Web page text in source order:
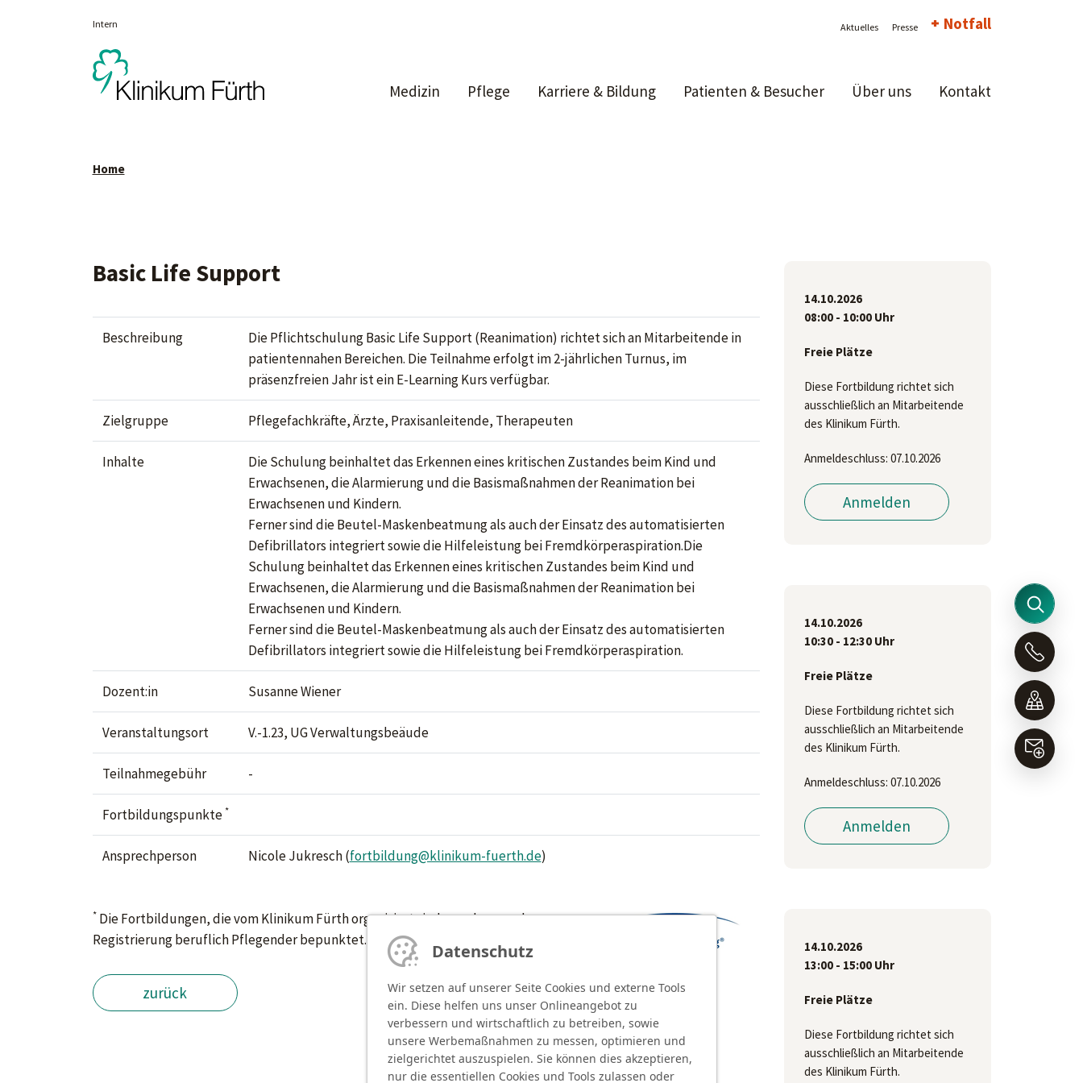
Intern Aktuelles Presse Notfall
Medizin Pflege Karriere & Bildung Patienten & Besucher Über uns Kontakt
Home
Basic Life Support
Beschreibung
Die Pflichtschulung Basic Life Support (Reanimation) richtet sich an Mitarbeitende in
patientennahen Bereichen. Die Teilnahme erfolgt im 2-jährlichen Turnus, im
präsenzfreien Jahr ist ein E-Learning Kurs verfügbar.
Zielgruppe Pflegefachkräfte, Ärzte, Praxisanleitende, Therapeuten
Inhalte
Die Schulung beinhaltet das Erkennen eines kritischen Zustandes beim Kind und
Erwachsenen, die Alarmierung und die Basismaßnahmen der Reanimation bei
Erwachsenen und Kindern.
Ferner sind die Beutel-Maskenbeatmung als auch der Einsatz des automatisierten
Defibrillators integriert sowie die Hilfeleistung bei Fremdkörperaspiration.Die
Schulung beinhaltet das Erkennen eines kritischen Zustandes beim Kind und
Erwachsenen, die Alarmierung und die Basismaßnahmen der Reanimation bei
Erwachsenen und Kindern.
Ferner sind die Beutel-Maskenbeatmung als auch der Einsatz des automatisierten
Defibrillators integriert sowie die Hilfeleistung bei Fremdkörperaspiration.
Dozent:in Susanne Wiener
Veranstaltungsort V.-1.23, UG Verwaltungsbeäude
Teilnahmegebühr -
Fortbildungspunkte*
Ansprechperson Nicole Jukresch (fortbildung@klinikum-fuerth.de)
*Die Fortbildungen, die vom Klinikum Fürth organisiert sind, werden von der
Registrierung beruflich Pflegender bepunktet.
zurück
14.10.2026
08:00 - 10:00 Uhr
Freie Plätze
Diese Fortbildung richtet sich
ausschließlich an Mitarbeitende
des Klinikum Fürth.
Anmeldeschluss: 07.10.2026
Anmelden
14.10.2026
10:30 - 12:30 Uhr
Freie Plätze
Diese Fortbildung richtet sich
ausschließlich an Mitarbeitende
des Klinikum Fürth.
Anmeldeschluss: 07.10.2026
Anmelden
14.10.2026
13:00 - 15:00 Uhr
Freie Plätze
Diese Fortbildung richtet sich
ausschließlich an Mitarbeitende
des Klinikum Fürth.
Datenschutz
Wir setzen auf unserer Seite Cookies und externe Tools
ein. Diese helfen uns unser Onlineangebot zu
verbessern und wirtschaftlich zu betreiben, sowie
unsere Werbemaßnahmen zu messen, optimieren und
zielgerichtet auszuspielen. Sie können dies akzeptieren,
nur die essentiellen Cookies und Tools zulassen oder